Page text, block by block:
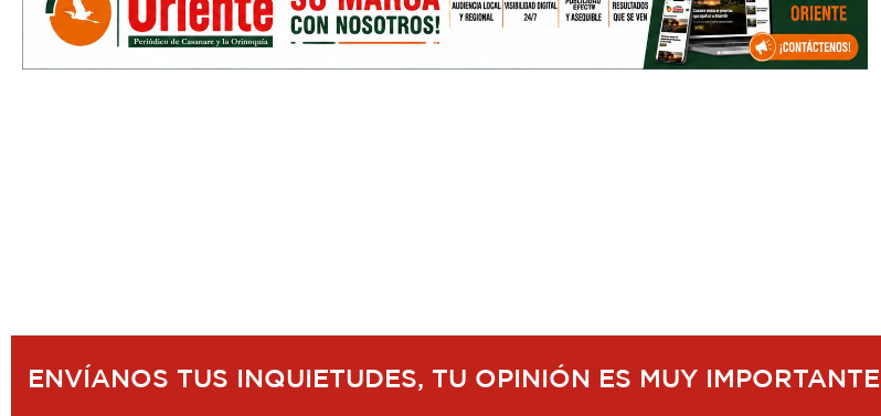
ENVÍANOS TUS INQUIETUDES, TU OPINIÓN ES MUY IMPORTANTE